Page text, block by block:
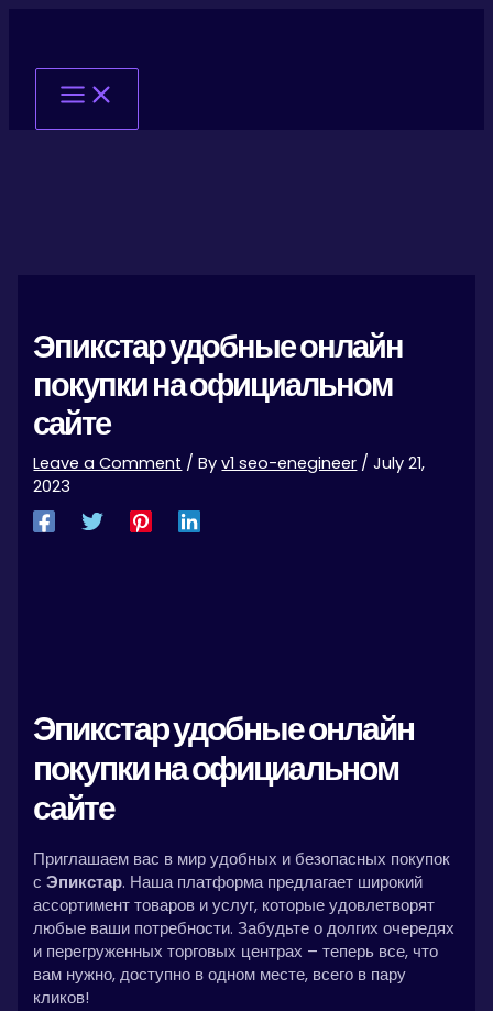
Эпикстар удобные онлайн
покупки на официальном
сайте
Leave a Comment / Byv1 seo-enegineer /July 21,
2023
Эпикстар удобные онлайн
покупки на официальном
сайте
Приглашаем вас в мир удобных и безопасных покупок
сЭпикстар. Наша платформа предлагает широкий
ассортимент товаров и услуг, которые удовлетворят
любые ваши потребности. Забудьте о долгих очередях
и перегруженных торговых центрах – теперь все, что
вам нужно, доступно в одном месте, всего в пару
кликов!